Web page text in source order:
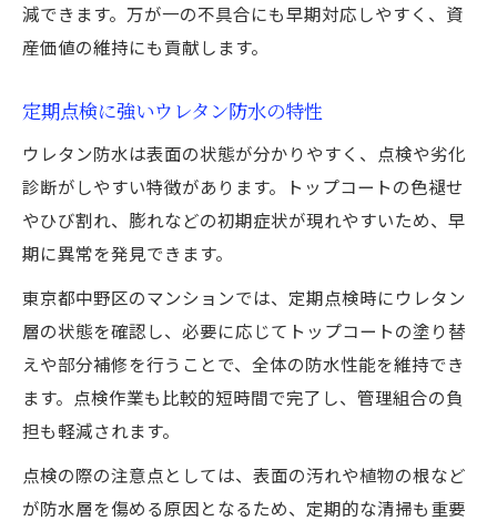
減できます。万が一の不具合にも早期対応しやすく、資
産価値の維持にも貢献します。
定期点検に強いウレタン防水の特性
ウレタン防水は表面の状態が分かりやすく、点検や劣化
診断がしやすい特徴があります。トップコートの色褪せ
やひび割れ、膨れなどの初期症状が現れやすいため、早
期に異常を発見できます。
東京都中野区のマンションでは、定期点検時にウレタン
層の状態を確認し、必要に応じてトップコートの塗り替
えや部分補修を行うことで、全体の防水性能を維持でき
ます。点検作業も比較的短時間で完了し、管理組合の負
担も軽減されます。
点検の際の注意点としては、表面の汚れや植物の根など
が防水層を傷める原因となるため、定期的な清掃も重要